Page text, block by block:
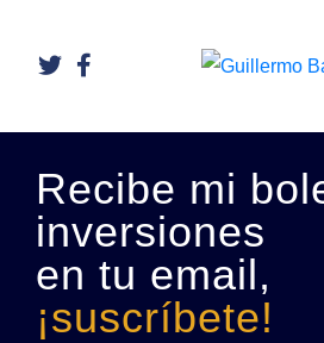
Recibe mi
inversiones
en tu email,
¡suscríbete!